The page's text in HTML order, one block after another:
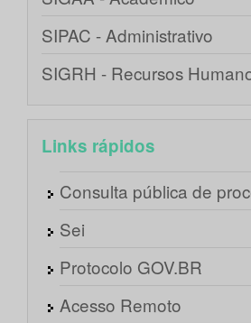
SIPAC - Administrativo
SIGRH - Recursos
Links rápidos
Consulta pública de
Sei
Protocolo GOV.BR
Acesso Remoto